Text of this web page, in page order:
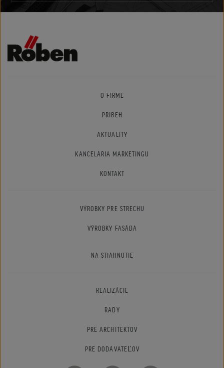
O FIRME
PRÍBEH
AKTUALITY
KANCELÁRIA MARKETINGU
KONTAKT
VÝROBKY PRE STRECHU
VÝROBKY FASÁDA
NA STIAHNUTIE
REALIZÁCIE
RADY
PRE ARCHITEKTOV
PRE DODÁVATEĽOV